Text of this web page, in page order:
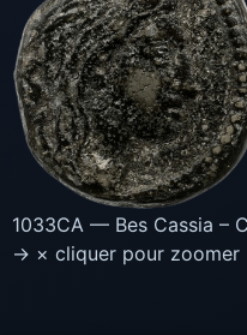
1033CA — Bes Cassia –
→ × cliquer pour